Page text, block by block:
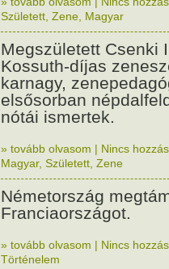
Született Zene Magyar
Megszületett Csenki
Kossuth-díjas
karnagy,
elsősorban
nótái ismertek.
» tovább olvasom | Nincs
Magyar, Született Zene
Németország
Franciaországot.
» tovább olvasom | Nincs
Történelem